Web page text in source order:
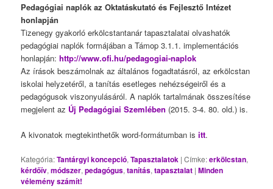
Pedagógiai naplók az Oktatáskutató és Fejlesztő Intézet
honlapján
Tizenegy gyakorló erkölcstantanár tapasztalatai olvashatók
pedagógiai naplók formájában a Támop 3.1.1. implementációs
honlapján:http://www.ofi.hu/pedagogiai-naplok
Az írások beszámolnak az általános fogadtatásról, az erkölcstan
iskolai helyzetéről, a tanítás esetleges nehézségeiről és a
pedagógusok viszonyulásáról. A naplók tartalmának összesítése
megjelent az Új Pedagógiai Szemlében (2015. 3-4. 80. old.) is.
A kivonatok megtekinthetők word-formátumban isitt.
Kategória:Tantárgyi koncepció,Tapasztalatok |Címke:erkölcstan,
kérdőív,módszer,pedagógus,tanítás,tapasztalat |Minden
vélemény számít!